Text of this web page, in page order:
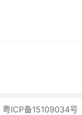
粤ICP备15109034号